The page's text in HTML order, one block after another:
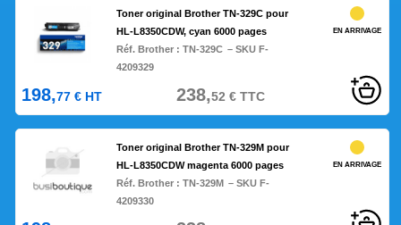
Toner original Brother TN-329C pour
HL-L8350CDW, cyan 6000 pages
Réf. Brother :TN-329C – SKU F-
4209329
EN ARRIVAGE
198,77 € HT 238,52 €TTC
Toner original Brother TN-329M pour
HL-L8350CDW magenta 6000 pages
Réf. Brother :TN-329M – SKU F-
4209330
EN ARRIVAGE